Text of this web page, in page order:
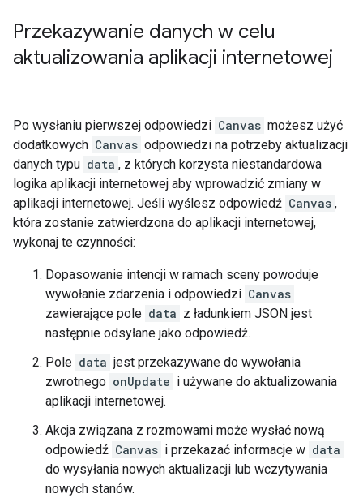
Przekazywanie danych w celu
aktualizowania aplikacji internetowej
Po wysłaniu pierwszej odpowiedzi Canvas możesz użyć
dodatkowych Canvas odpowiedzi na potrzeby aktualizacji
danych typu data , z których korzysta niestandardowa
logika aplikacji internetowej aby wprowadzić zmiany w
aplikacji internetowej. Jeśli wyślesz odpowiedź Canvas ,
która zostanie zatwierdzona do aplikacji internetowej,
wykonaj te czynności:
Dopasowanie intencji w ramach sceny powoduje
wywołanie zdarzenia i odpowiedzi Canvas
zawierające pole data z ładunkiem JSON jest
następnie odsyłane jako odpowiedź.
Pole data jest przekazywane do wywołania
zwrotnego onUpdate i używane do aktualizowania
aplikacji internetowej.
Akcja związana z rozmowami może wysłać nową
odpowiedź Canvas i przekazać informacje w data
do wysyłania nowych aktualizacji lub wczytywania
nowych stanów.